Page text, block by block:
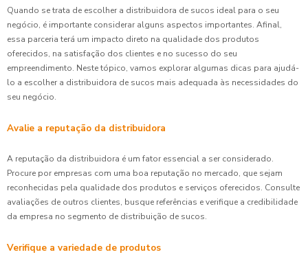
Quando se trata de escolher a distribuidora de sucos ideal para o seu
negócio, é importante considerar alguns aspectos importantes. Afinal,
essa parceria terá um impacto direto na qualidade dos produtos
oferecidos, na satisfação dos clientes e no sucesso do seu
empreendimento. Neste tópico, vamos explorar algumas dicas para ajudá-
lo a escolher a distribuidora de sucos mais adequada às necessidades do
seu negócio.
Avalie a reputação da distribuidora
A reputação da distribuidora é um fator essencial a ser considerado.
Procure por empresas com uma boa reputação no mercado, que sejam
reconhecidas pela qualidade dos produtos e serviços oferecidos. Consulte
avaliações de outros clientes, busque referências e verifique a credibilidade
da empresa no segmento de distribuição de sucos.
Verifique a variedade de produtos